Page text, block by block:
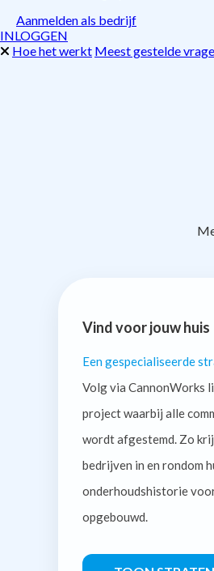
Aanmelden als bedrijf
INLOGGEN
Hoe het werkt Meest gestelde
Vind voor jouw huis
Een gespecialiseerde
Volg via CannonWorks
project waarbij alle
wordt afgestemd. Zo
bedrijven in en rondom
onderhoudshistorie
opgebouwd.